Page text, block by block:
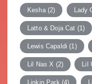
Kesha(2) Lady
Latto & Doja Cat (1)
Lewis Capaldi (1)
Lil Nas X (2) Lil
Linkin Park (4)